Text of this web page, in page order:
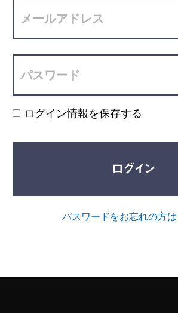
ログイン情報を保存する
ログイン
パスワードをお忘れの方